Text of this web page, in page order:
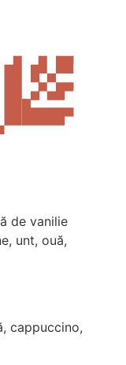
de vanilie
unt, ouă,
cappuccino,